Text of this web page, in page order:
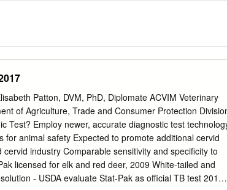
Patton, DVM, PhD, Diplomate ACVIM Veterinary
of Agriculture, Trade and Consumer Protection
technology
to promote additional cervid
and specificity to
for elk and red deer, 2009 White-tailed and
- USDA evaluate Stat-Pak as official TB test 2011